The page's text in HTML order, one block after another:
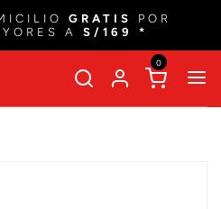
GRATIS
POR
A S/169 *
0